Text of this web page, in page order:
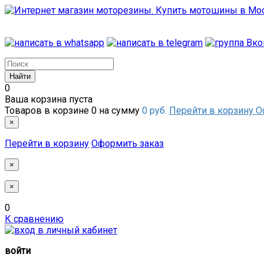
0
Ваша корзина пуста
Товаров в корзине 0 на сумму 0 руб. Перейти в корзину
×
Перейти в корзину Оформить заказ
×
×
0
К сравнению
войти